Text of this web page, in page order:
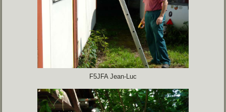
F5JFA Jean-Luc